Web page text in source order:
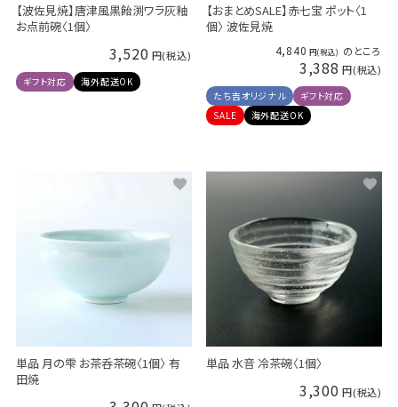
【波佐見焼】唐津風黒飴渕ワラ灰釉
お点前碗〈1個〉
3,520
ギフト対応 海外配送OK
【おまとめSALE】赤七宝 ポット〈1
個〉 波佐見焼
4,840 のところ
3,388
たち吉オリジナル
ギフト対応
SALE
海外配送OK
単品 月の雫 お茶呑茶碗〈1個〉 有
田焼
単品 水音 冷茶碗〈1個〉
3,300